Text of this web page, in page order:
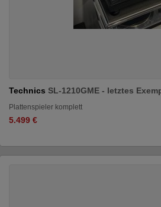
Technics SL-1210GME - letztes
Plattenspieler komplett
5.499 €